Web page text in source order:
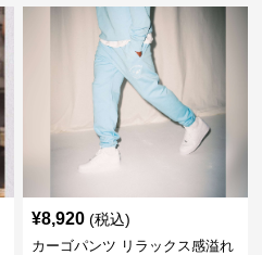
¥8,920 (税込)
カーゴパンツ リラックス感溢れ